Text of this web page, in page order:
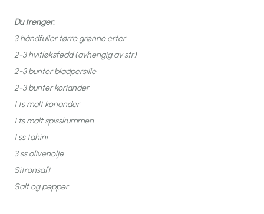
Du trenger:
3 håndfuller tørre grønne erter
2-3 hvitløksfedd (avhengig av str)
2-3 bunter bladpersille
2-3 bunter koriander
1 ts malt koriander
1 ts malt spisskummen
1 ss tahini
3 ss olivenolje
Sitronsaft
Salt og pepper